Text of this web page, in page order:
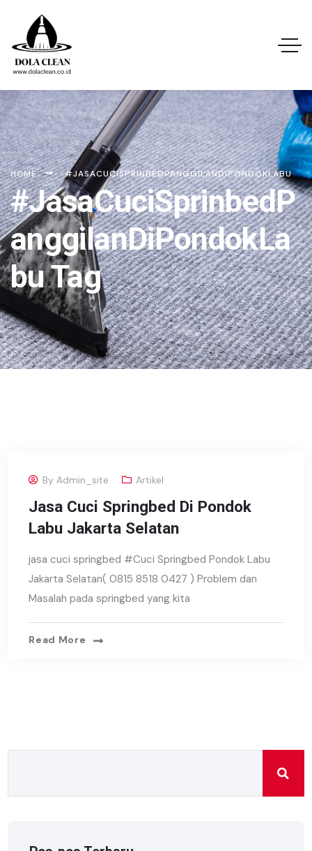
HOME #JASACUCISPRINBEDPANGGILANDIPONDOKLABU
#JasaCuciSprinbedP
anggilanDiPondokLa
bu Tag
ByAdmin_site Artikel
Jasa Cuci Springbed Di Pondok
Labu Jakarta Selatan
jasa cuci springbed #Cuci Springbed Pondok Labu
Jakarta Selatan( 0815 8518 0427 ) Problem dan
Masalah pada springbed yang kita
Read More